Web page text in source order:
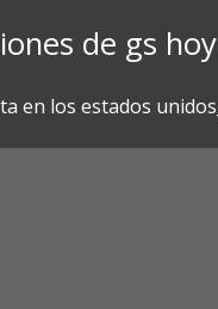
de gs hoy
en los estados unidos_